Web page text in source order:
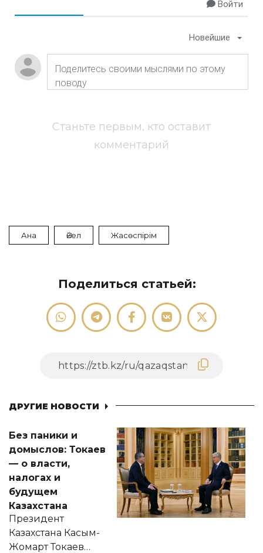
Войти
Новейшие
Станьте первым, кто оставит
комментарий
Ана Әйел Жасөспірім
Поделиться статьей:
ДРУГИЕ НОВОСТИ
Без паники и
домыслов: Токаев
— о власти,
налогах и
будущем
Казахстана
Президент
Казахстана Касым-
Жомарт Токаев